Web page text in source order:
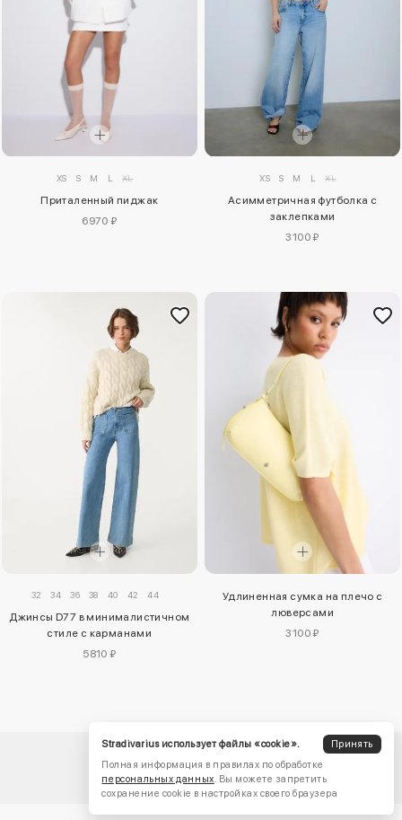
XS S M L XL
Приталенный пиджак
6970 ₽
XS S M L XL
Асимметричная футболка с
заклепками
3100 ₽
32 34 36 38 40 42 44
Джинсы D77 в минималистичном
стиле с карманами
5810 ₽
Удлиненная сумка на плечо с
люверсами
3100 ₽
Stradivarius использует файлы «cookie».
Принять
Полная информация в правилах по обработке
персональных данных. Вы можете запретить
сохранение cookie в настройках своего браузера